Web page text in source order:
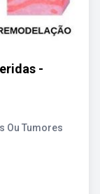
-
Ou Tumores